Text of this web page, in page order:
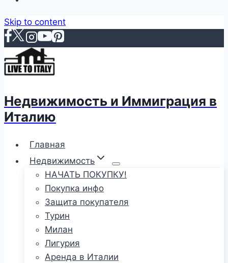
Skip to content
Недвижимость и Иммиграция в
Италию
Главная
Недвижимость
НАЧАТЬ ПОКУПКУ!
Покупка инфо
Защита покупателя
Турин
Милан
Лигурия
Аренда в Италии